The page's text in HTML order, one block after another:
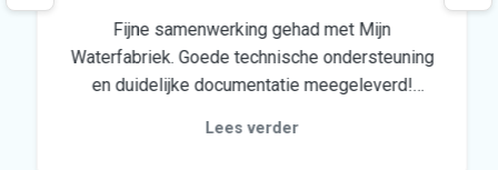
Fijne samenwerking gehad met Mijn
Waterfabriek. Goede technische ondersteuning
en duidelijke documentatie meegeleverd!
regenwatersysteem!
Lees verder